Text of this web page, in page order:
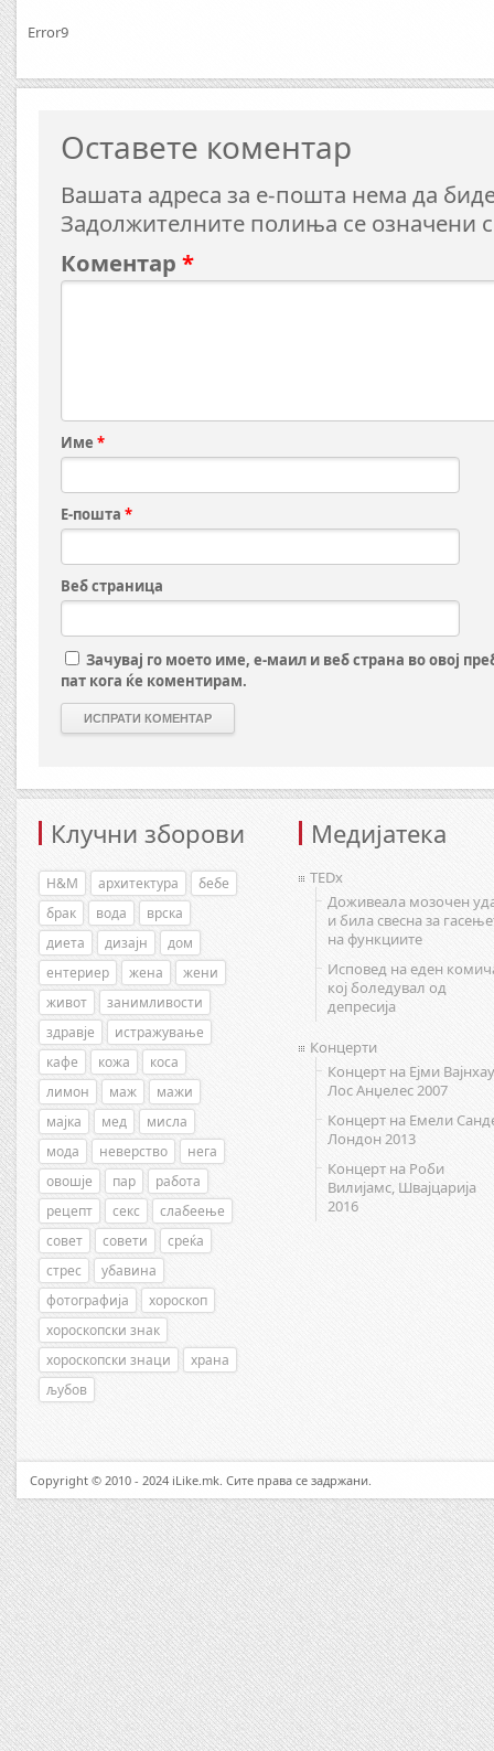
Error9
Оставете коментар
Вашата адреса за е-пошта нема да
Задолжителните полиња се означени
Коментар *
Име *
Е-пошта *
Веб страница
Зачувај го моето име, е-маил и веб страна во овој
пат кога ќе коментирам.
Клучни зборови
H&M архитектура
бебе
брак
вода
врска
диета
дизајн
дом
ентериер
жена
жени
живот
занимливости
здравје
истражување
кафе
кожа
коса
лимон
маж
мажи
мајка
мед
мисла
мода
неверство
нега
овошје
пар
работа
рецепт
секс
слабеење
совет
совети
среќа
стрес
убавина
фотографија
хороскоп
хороскопски знак
хороскопски знаци
храна
љубов
Медијатека
TEDx
Доживеала мозочен
и била свесна за
на функциите
Исповед на еден
кој боледувал од
депресија
Концерти
Концерт на Ејми
Лос Анџелес 2007
Концерт на Емели
Лондон 2013
Концерт на Роби
Вилијамс, Швајцарија
2016
Copyright © 2010 - 2024 iLike.mk. Сите права се задржани.